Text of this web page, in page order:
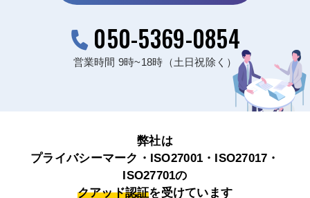
050-5369-0854
営業時間 9時~18時（土日祝除く）
弊社は
プライバシーマーク・ISO27001・ISO27017・
ISO27701の
クアッド認証を受けています